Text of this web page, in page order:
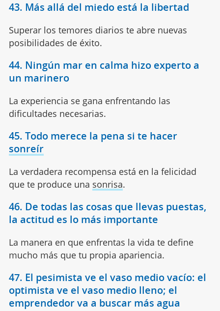
43. Más allá del miedo está la libertad
Superar los temores diarios te abre nuevas
posibilidades de éxito.
44. Ningún mar en calma hizo experto a
un marinero
La experiencia se gana enfrentando las
dificultades necesarias.
45. Todo merece la pena si te hacer
sonreír
La verdadera recompensa está en la felicidad
que te produce una sonrisa.
46. De todas las cosas que llevas puestas,
la actitud es lo más importante
La manera en que enfrentas la vida te define
mucho más que tu propia apariencia.
47. El pesimista ve el vaso medio vacío: el
optimista ve el vaso medio lleno; el
emprendedor va a buscar más agua